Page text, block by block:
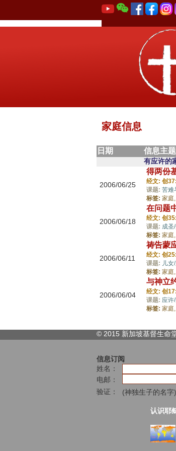
家庭信息
日期 信息主题
有应许的
2006/06/25
得两份
经文: 创
课题: 苦难
标签: 家庭,
2006/06/18
在问题
经文: 创
课题: 成圣
标签: 家庭,
2006/06/11
祷告蒙
经文: 创
课题: 儿女
标签: 家庭,
2006/06/04
与神立
经文: 创
课题: 应许
标签: 家庭,
© 2015 新加坡基督生命
信息订阅
姓名：
电邮：
验证：
(神独生子的名字)
认识耶